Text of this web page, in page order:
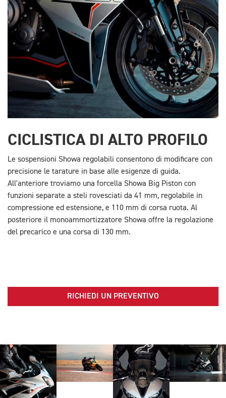
CICLISTICA DI ALTO PROFILO
Le sospensioni Showa regolabili consentono di modificare con
precisione le tarature in base alle esigenze di guida.
All'anteriore troviamo una forcella Showa Big Piston con
funzioni separate a steli rovesciati da 41 mm, regolabile in
compressione ed estensione, e 110 mm di corsa ruota. Al
posteriore il monoammortizzatore Showa offre la regolazione
del precarico e una corsa di 130 mm.
RICHIEDI UN PREVENTIVO